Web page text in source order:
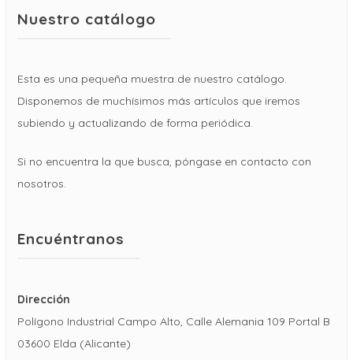
Nuestro catálogo
Esta es una pequeña muestra de nuestro catálogo.
Disponemos de muchísimos más artículos que iremos
subiendo y actualizando de forma periódica.
Si no encuentra la que busca, póngase en contacto con
nosotros.
Encuéntranos
Dirección
Polígono Industrial Campo Alto, Calle Alemania 109 Portal B
03600 Elda (Alicante)